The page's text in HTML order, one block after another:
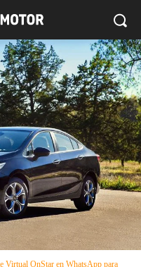
Virtual OnStar en WhatsApp para